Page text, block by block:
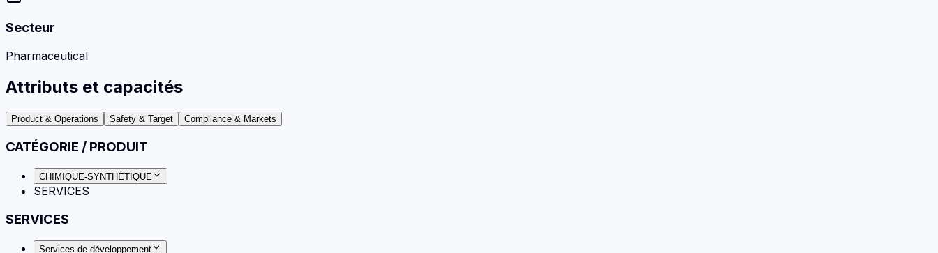
Secteur
Pharmaceutical
Attributs et capacités
Product & Operations Safety & Target Compliance & Markets
CATÉGORIE / PRODUIT
CHIMIQUE-SYNTHÉTIQUE
SERVICES
SERVICES
Services de développement